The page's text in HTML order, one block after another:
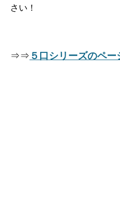
さい！
⇒⇒ ５口シリーズのペー